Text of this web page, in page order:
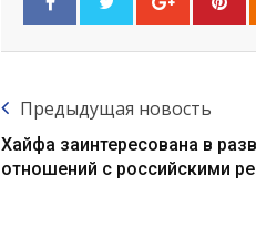
Предыдущая новость
Хайфа заинтересована в
отношений с российскими